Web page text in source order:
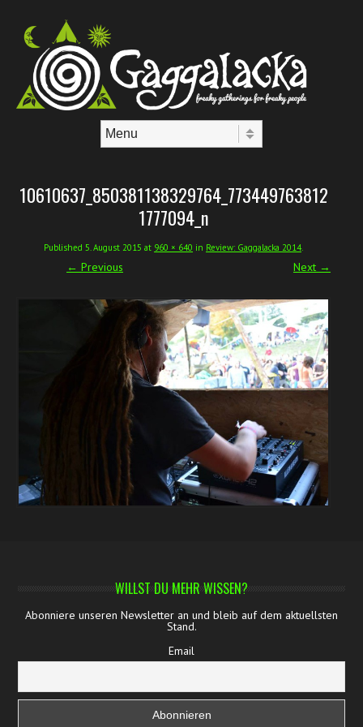
10610637_850381138329764_773449763812
1777094_n
Published 5. August 2015 at 960 × 640 in Review: Gaggalacka 2014.
← Previous Next →
WILLST DU MEHR WISSEN?
Abonniere unseren Newsletter an und bleib auf dem aktuellsten
Stand.
Email